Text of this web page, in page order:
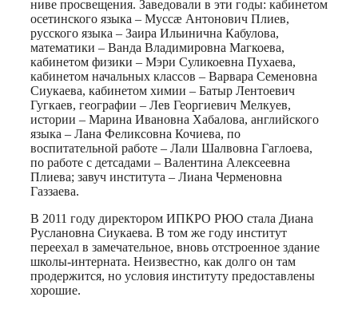
ниве просвещения. Заведовали в эти годы: кабинетом
осетинского языка – Муссæ Антонович Плиев,
русского языка – Заира Ильинична Кабулова,
математики – Ванда Владимировна Магкоева,
кабинетом физики – Мэри Суликоевна Пухаева,
кабинетом начальных классов – Варвара Семеновна
Сиукаева, кабинетом химии – Батыр Лентоевич
Гугкаев, географии – Лев Георгиевич Мелкуев,
истории – Марина Ивановна Хабалова, английского
языка – Лана Феликсовна Кочиева, по
воспитательной работе – Лали Шалвовна Гаглоева,
по работе с детсадами – Валентина Алексеевна
Плиева; завуч института – Лиана Черменовна
Газзаева.
В 2011 году директором ИПКРО РЮО стала Диана
Руслановна Сиукаева. В том же году институт
переехал в замечательное, вновь отстроенное здание
школы-интерната. Неизвестно, как долго он там
продержится, но условия институту предоставлены
хорошие.